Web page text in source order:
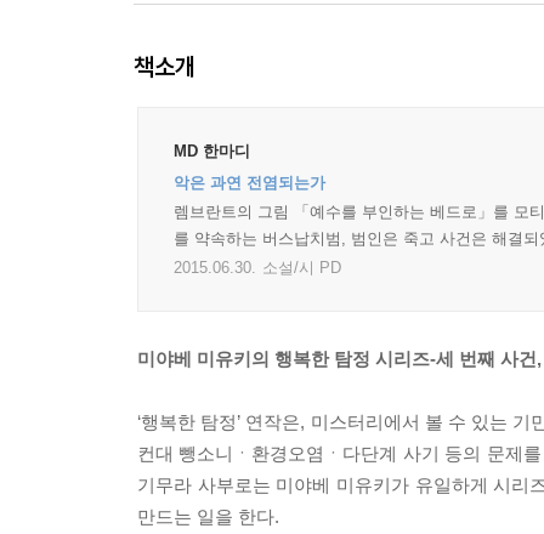
책소개
MD 한마디
악은 과연 전염되는가
렘브란트의 그림 「예수를 부인하는 베드로」를 모
를 약속하는 버스납치범, 범인은 죽고 사건은 해결
2015.06.30. 소설/시 PD
미야베 미유키의 행복한 탐정 시리즈-세 번째 사
‘행복한 탐정’ 연작은, 미스터리에서 볼 수 있는
컨대 뺑소니ㆍ환경오염ㆍ다단계 사기 등의 문제
기무라 사부로는 미야베 미유키가 유일하게 시리
만드는 일을 한다.